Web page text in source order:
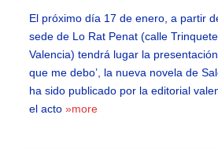
El próximo día 17 de enero, a partir
sede de Lo Rat Penat (calle
Valencia) tendrá lugar la
que me debo’, la nueva novela de
ha sido publicado por la editorial
el acto»more